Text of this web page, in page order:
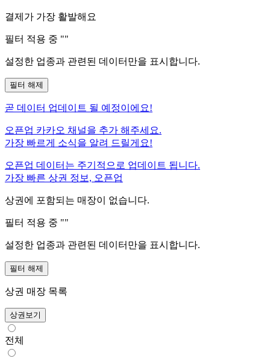
결제가 가장 활발해요
필터 적용 중 ""
설정한 업종과 관련된 데이터만을 표시합니다.
필터 해제
곧 데이터 업데이트 될 예정이에요!
오픈업 카카오 채널을 추가 해주세요.
가장 빠르게 소식을 알려 드릴게요!
오픈업 데이터는 주기적으로 업데이트 됩니다.
가장 빠른 상권 정보, 오픈업
상권에 포함되는 매장이 없습니다.
필터 적용 중 ""
설정한 업종과 관련된 데이터만을 표시합니다.
필터 해제
상권 매장 목록
상권보기
전체